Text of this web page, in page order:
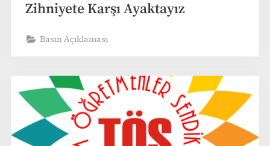
Zihniyete Karşı Ayaktayız
Basın Açıklaması